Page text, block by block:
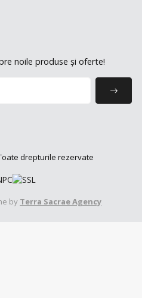
noile produse și oferte!
drepturile rezervate
by Terra Sacrae Agency